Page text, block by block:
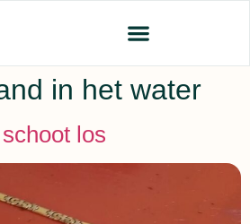
in het water
los